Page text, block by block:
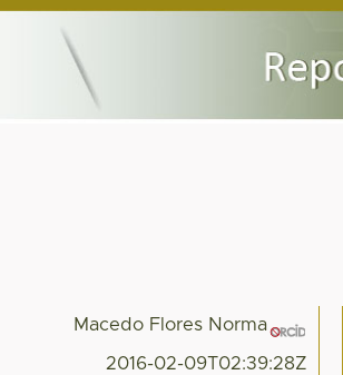
Macedo Flores Norma
2016-02-09T02:39:28Z